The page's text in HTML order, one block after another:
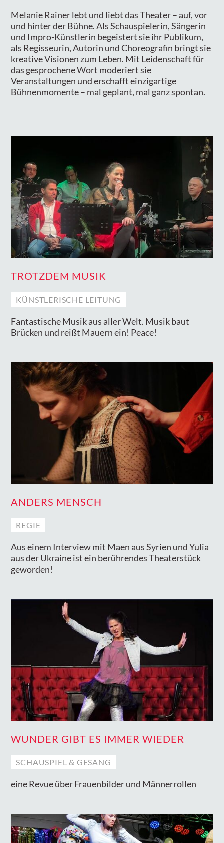
Melanie Rainer lebt und liebt das Theater – auf, vor
und hinter der Bühne. Als Schauspielerin, Sängerin
und Impro-Künstlerin begeistert sie ihr Publikum,
als Regisseurin, Autorin und Choreografin bringt sie
kreative Visionen zum Leben. Mit Leidenschaft für
das gesprochene Wort moderiert sie
Veranstaltungen und erschafft einzigartige
Bühnenmomente – mal geplant, mal ganz spontan.
TROTZDEM MUSIK
KÜNSTLERISCHE LEITUNG
Fantastische Musik aus aller Welt. Musik baut
Brücken und reißt Mauern ein! Peace!
ANDERS MENSCH
REGIE
Aus einem Interview mit Maen aus Syrien und Yulia
aus der Ukraine ist ein berührendes Theaterstück
geworden!
WUNDER GIBT ES IMMER WIEDER
SCHAUSPIEL & GESANG
eine Revue über Frauenbilder und Männerrollen